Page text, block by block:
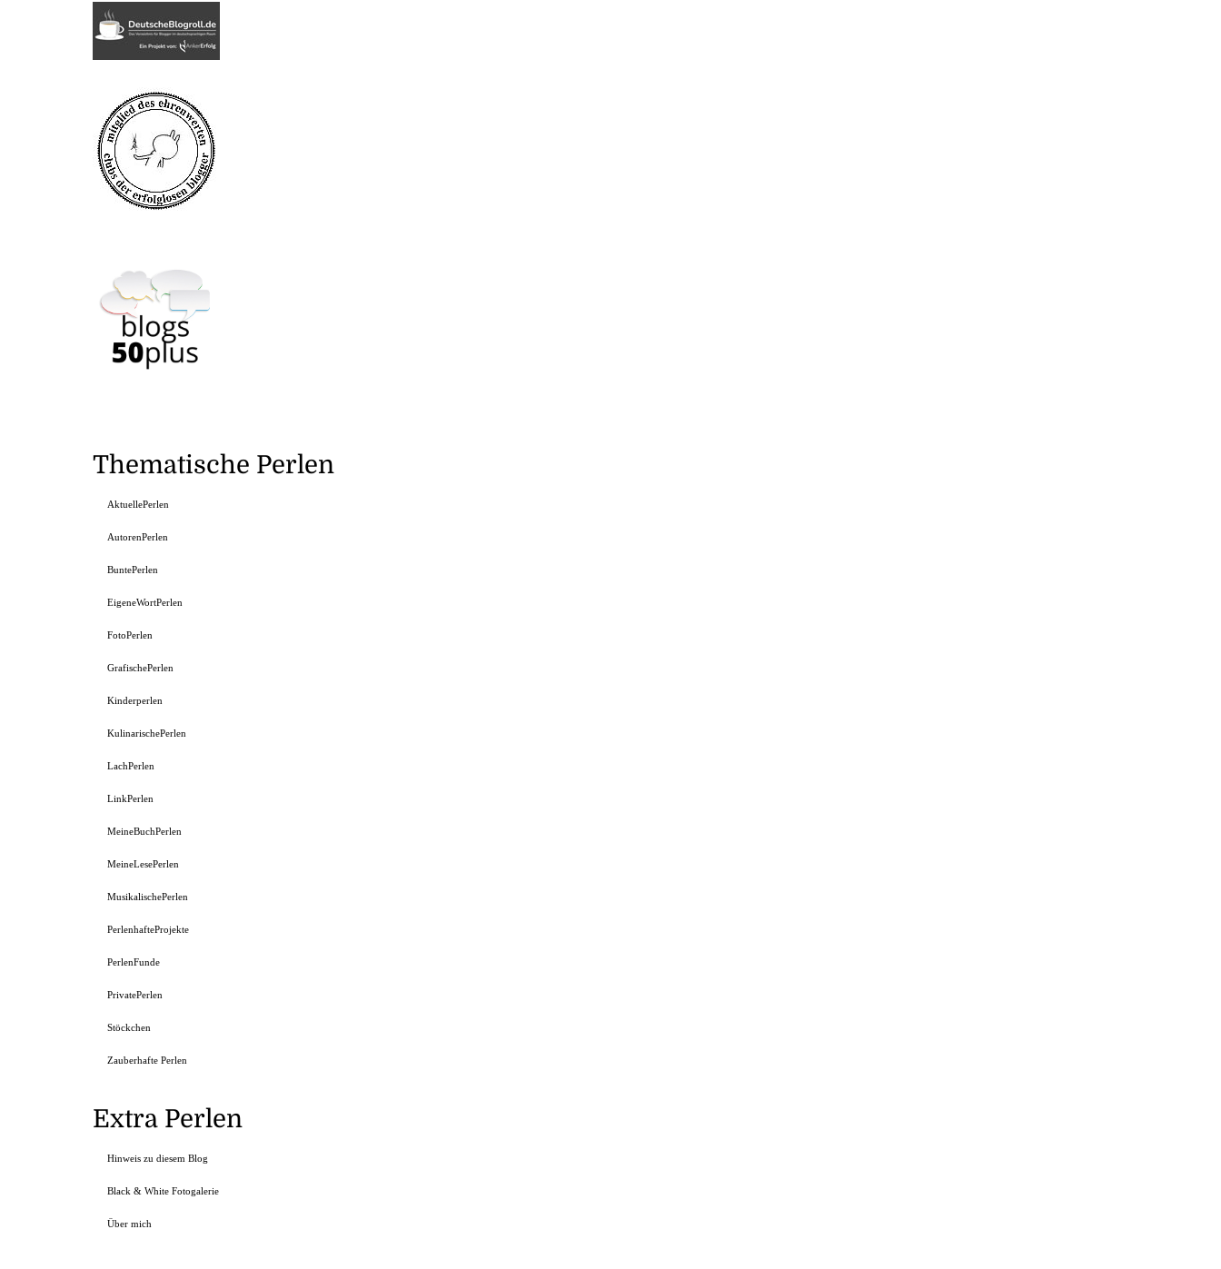
Thematische Perlen
AktuellePerlen
AutorenPerlen
BuntePerlen
EigeneWortPerlen
FotoPerlen
GrafischePerlen
Kinderperlen
KulinarischePerlen
LachPerlen
LinkPerlen
MeineBuchPerlen
MeineLesePerlen
MusikalischePerlen
PerlenhafteProjekte
PerlenFunde
PrivatePerlen
Stöckchen
Zauberhafte Perlen
Extra Perlen
Hinweis zu diesem Blog
Black & White Fotogalerie
Über mich